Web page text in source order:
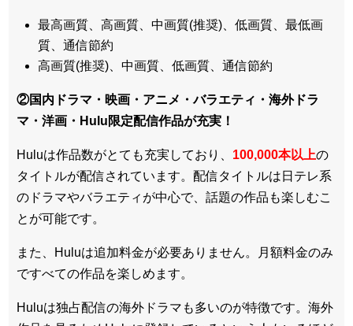
最高画質、高画質、中画質(推奨)、低画質、最低画
質、通信節約
高画質(推奨)、中画質、低画質、通信節約
②国内ドラマ・映画・アニメ・バラエティ・ 海外ドラ
マ・洋画・Hulu限定配信作品が充実！
Huluは作品数がとても充実しており、 100,000本以上の
タイトルが配信されています。配信タイトルは 日テレ系
のドラマやバラエティが中心で、話題の作品も楽しむこ
とが可能です。
また、Huluは追加料金が必要ありません。
月額料金のみ
ですべての作品を楽しめます。
Huluは独占配信の海外ドラマも多いのが特徴です。海外